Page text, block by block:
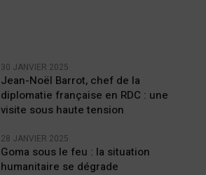
30 JANVIER 2025
Jean-Noël Barrot, chef de la
diplomatie française en RDC : une
visite sous haute tension
28 JANVIER 2025
Goma sous le feu : la situation
humanitaire se dégrade